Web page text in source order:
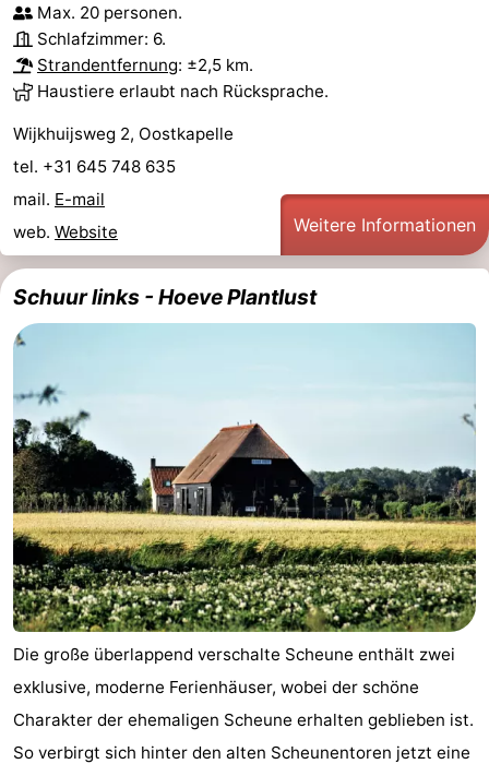
Max. 20 personen.
Schlafzimmer: 6.
Strandentfernung: ±2,5 km.
Haustiere erlaubt nach Rücksprache.
Wijkhuijsweg 2, Oostkapelle
tel. +31 645 748 635
mail. E-mail
web. Website Weitere Informationen
Schuur links - Hoeve Plantlust
Die große überlappend verschalte Scheune enthält zwei
exklusive, moderne Ferienhäuser, wobei der schöne
Charakter der ehemaligen Scheune erhalten geblieben ist.
So verbirgt sich hinter den alten Scheunentoren jetzt eine